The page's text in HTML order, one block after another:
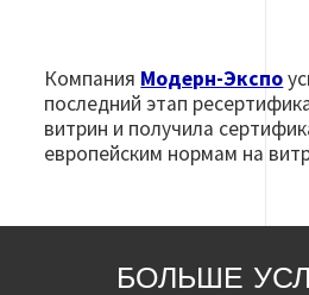
Компания Модерн-Экспо
последний этап
витрин и получила
европейским нормам на
БОЛЬШЕ